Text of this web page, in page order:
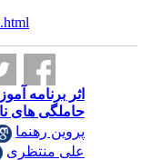
اثر برنامه
حاملگی های
پروین رهنما
علی منتظری